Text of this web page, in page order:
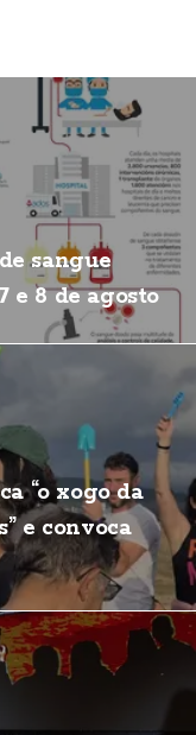
sangue
e 8 de agosto
“o xogo da
e convoca